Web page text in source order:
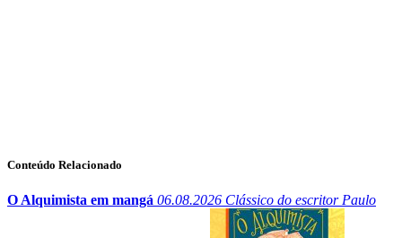
Conteúdo Relacionado
O Alquimista em mangá 06.08.2026 Clássico do escritor Paulo